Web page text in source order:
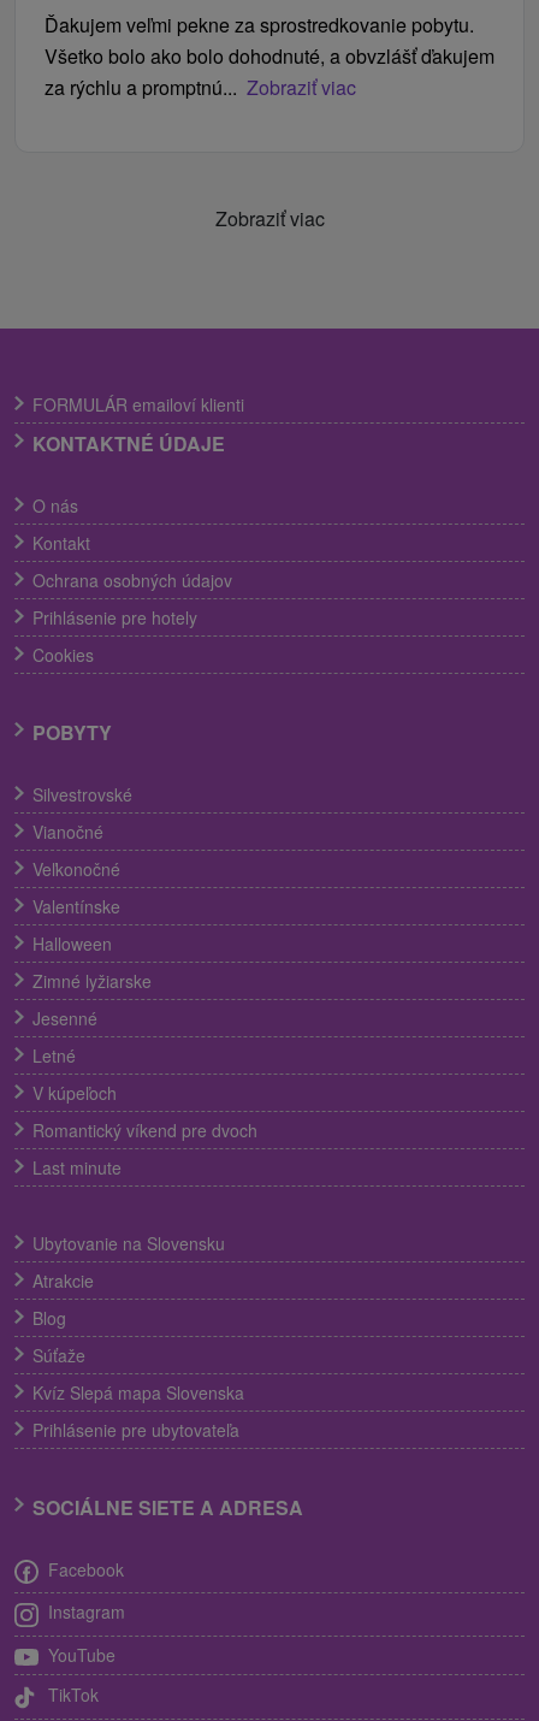
Ďakujem veľmi pekne za sprostredkovanie pobytu.
Všetko bolo ako bolo dohodnuté, a obvzlášť ďakujem
za rýchlu a promptnú... Zobraziť viac
Zobraziť viac
FORMULÁR emailoví klienti
KONTAKTNÉ ÚDAJE
O nás
Kontakt
Ochrana osobných údajov
Prihlásenie pre hotely
Cookies
POBYTY
Silvestrovské
Vianočné
Veľkonočné
Valentínske
Halloween
Zimné lyžiarske
Jesenné
Letné
V kúpeľoch
Romantický víkend pre dvoch
Last minute
Ubytovanie na Slovensku
Atrakcie
Blog
Súťaže
Kvíz Slepá mapa Slovenska
Prihlásenie pre ubytovateľa
SOCIÁLNE SIETE A ADRESA
Facebook
Instagram
YouTube
TikTok